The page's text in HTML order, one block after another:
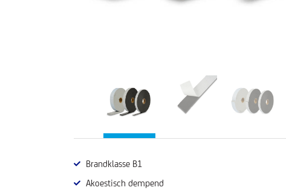
Brandklasse B1
Akoestisch dempend